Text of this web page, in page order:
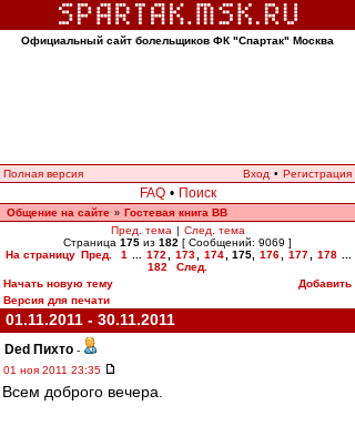
Официальный сайт болельщиков ФК "Спартак" Москва
Полная версия Вход • Регистрация
FAQ • Поиск
Общение на сайте » Гостевая книга ВВ
Пред. тема | След. тема
Страница 175 из 182 [ Сообщений: 9069 ]
На страницу Пред. 1 172 173 174 175, 176 177 178
182
След.
Начать новую тему
Добавить
Версия для печати
01.11.2011 - 30.11.2011
Ded Пихто -
01 ноя 2011 23:35
Всем доброго вечера.